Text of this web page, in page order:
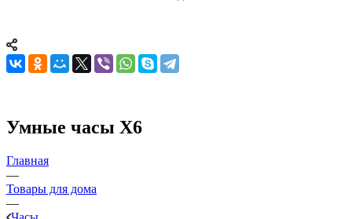
Умные часы X6
Главная
—
Товары для дома
—